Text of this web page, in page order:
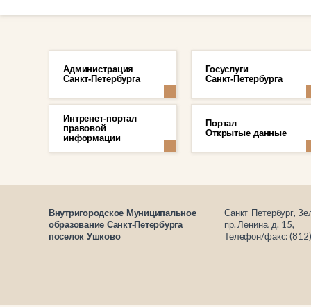
Администрация
Санкт-Петербурга
Госуслуги
Санкт-Петербурга
Интренет-портал
правовой
информации
Портал
Открытые данные
Внутригородское Муниципальное
образование Санкт-Петербурга
поселок Ушково
Санкт-Петербург,
пр. Ленина, д. 15,
Телефон/факс: